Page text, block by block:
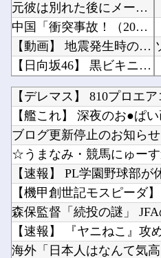
元彼は別れた後にメールで借金を申し込んできたので、会ってその場で消費者金融へ連れて行った…
中国「衝突事故！（2025年」中国軍と中国海警局「フィリピン船の追跡中に衝突！（8/11」...
【動画】 地震発生時の熊本総合病院の手術室の様子が(((゜Д゜)))
【日向坂46】 黒ビキニかほりん、強すぎる
【動画】 若手女優「兄とセ○クスシーンするんですか？分かりました…」
【Vtuber】 にじさんじライバーがリズム天国の配信しなくなったけど何かあったのか？「や...
【熊本地震】 発生後に居酒屋店内から温泉が吹き出す ← これ前触れじゃね？
Powered by livedoor 相互RSS
【艦これ】 深夜のお●ぱ
ブログ更新停止のお知らせ
☆うまなみ・競馬にゅー